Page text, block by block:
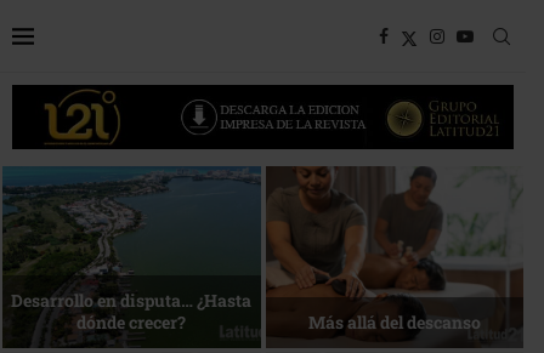
Bottega, un viaje servido a la
mesa
Energía que Impulsa la
competitividad